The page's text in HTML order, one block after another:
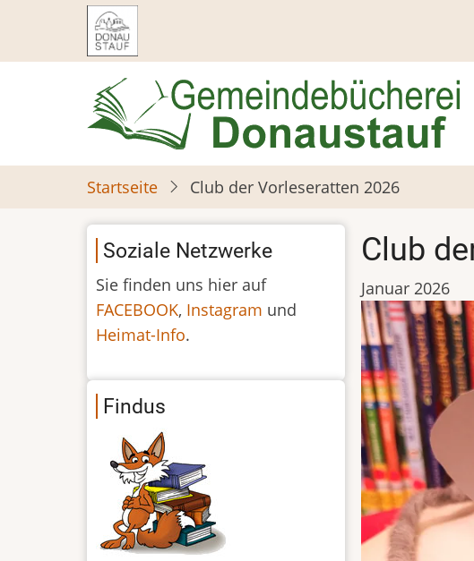
Inhalt
Startseite Club der Vorleseratten 2026
Club
Januar 2026
Soziale Netzwerke
Sie finden uns hier auf
FACEBOOK, Instagram und
Heimat-Info.
Findus